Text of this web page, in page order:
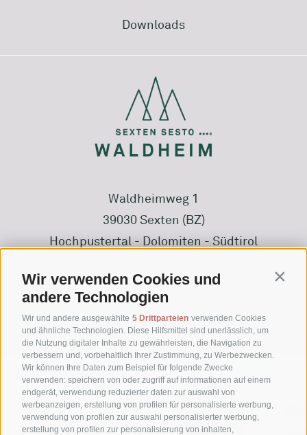
Wir verwenden Cookies und
andere Technologien
Wir und andere ausgewählte 5 Drittparteien verwenden Cookies
und ähnliche Technologien. Diese Hilfsmittel sind unerlässlich, um
die Nutzung digitaler Inhalte zu gewährleisten, die Navigation zu
verbessern und, vorbehaltlich Ihrer Zustimmung, zu Werbezwecken.
Wir können Ihre Daten zum Beispiel für folgende Zwecke
verwenden: speichern von oder zugriff auf informationen auf einem
endgerät, verwendung reduzierter daten zur auswahl von
werbeanzeigen, erstellung von profilen für personalisierte werbung,
verwendung von profilen zur auswahl personalisierter werbung,
erstellung von profilen zur personalisierung von inhalten,
Waldheimweg 1
39030 Sexten (BZ)
Hochpustertal - Dolomiten - Südtirol
+39 0474 710316
info@waldheim.it
Downloads